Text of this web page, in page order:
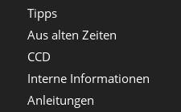
Tipps
Aus alten Zeiten
CCD
Interne Informationen
Anleitungen